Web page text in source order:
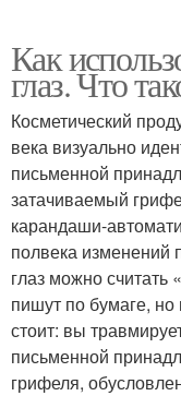
Как
глаз. Что
Косметический
века визуально
письменной
затачиваемый
карандаши-
полвека изменений
глаз можно
пишут по бумаге,
стоит: вы
письменной
грифеля,